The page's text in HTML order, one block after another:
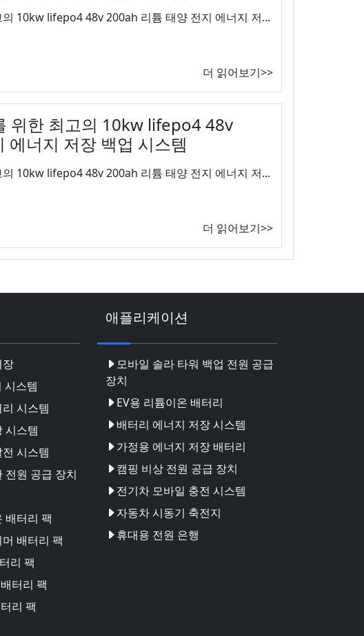
10kw lifepo4 48v 200ah 리튬 태양 전지 에너지 저...
더 읽어보기>>
위한 최고의 10kw lifepo4 48v
에너지 저장 백업 시스템
10kw lifepo4 48v 200ah 리튬 태양 전지 에너지 저...
더 읽어보기>>
장
시스템
시스템
시스템
시스템
전원 공급 장치
배터리 팩
배터리 팩
리 팩
터리 팩
리 팩
애플리케이션
모바일 솔라 타워 백업 전원 공급
장치
EV용 리튬이온 배터리
배터리 에너지 저장 시스템
가정용 에너지 저장 배터리
캠핑 비상 전원 공급 장치
전기차 모바일 충전 시스템
자동차 시동기 축전지
휴대용 전원 은행